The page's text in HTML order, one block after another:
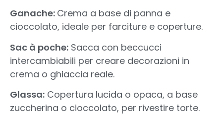
Ganache: Crema a base di panna e
cioccolato, ideale per farciture e coperture.
Sac à poche: Sacca con beccucci
intercambiabili per creare decorazioni in
crema o ghiaccia reale.
Glassa: Copertura lucida o opaca, a base
zuccherina o cioccolato, per rivestire torte.